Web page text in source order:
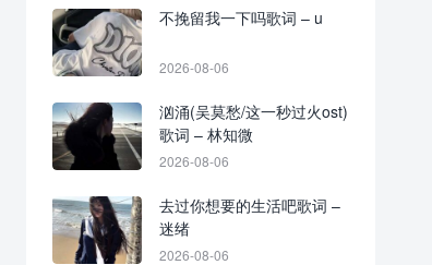
不挽留我一下吗歌词 – u
2026-08-06
汹涌(吴莫愁/这一秒过火ost)
歌词 – 林知微
2026-08-06
去过你想要的生活吧歌词 –
迷绪
2026-08-06